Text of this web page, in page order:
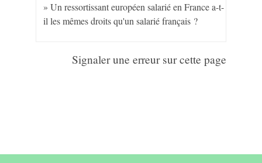
Un ressortissant européen salarié en France a-t-
il les mêmes droits qu'un salarié français ?
Signaler une erreur sur cette page